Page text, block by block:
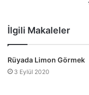
İlgili Makaleler
Rüyada Limon Görmek
3 Eylül 2020